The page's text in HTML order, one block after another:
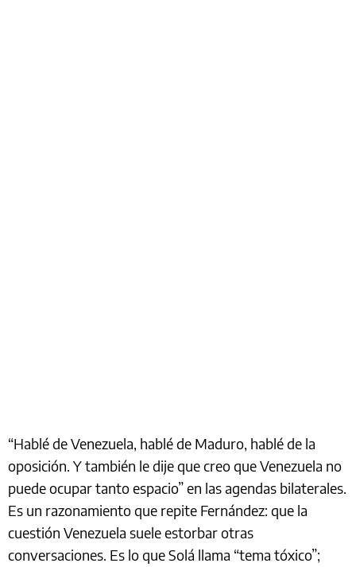
“Hablé de Venezuela, hablé de Maduro, hablé de la
oposición. Y también le dije que creo que Venezuela no
puede ocupar tanto espacio” en las agendas bilaterales.
Es un razonamiento que repite Fernández: que la
cuestión Venezuela suele estorbar otras
conversaciones. Es lo que Solá llama “tema tóxico”;